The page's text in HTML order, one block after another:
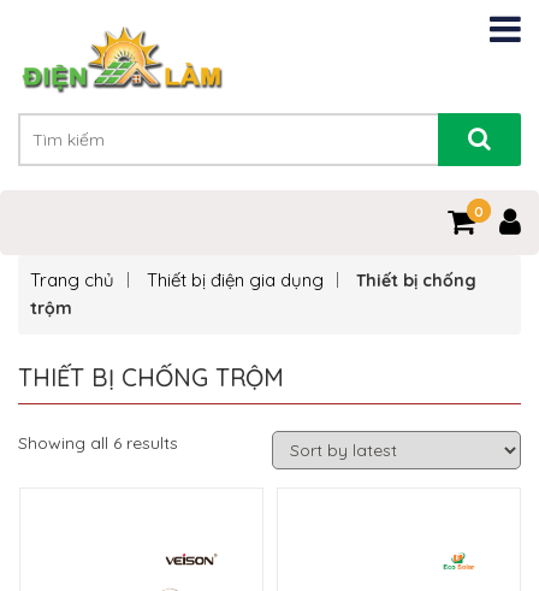
0
0
Trang chủ Thiết bị điện gia dụng
Thiết bị chống
trộm
THIẾT BỊ CHỐNG TRỘM
Showing all 6 results